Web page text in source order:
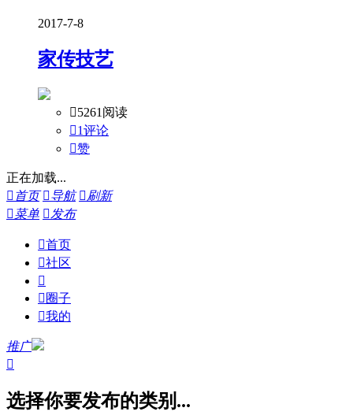
2017-7-8
家传技艺
5261阅读
1评论
赞
正在加载...
 首页 导航 刷新
菜单 发布
首页
社区

 圈子
我的
推广

选择你要发布的类别...